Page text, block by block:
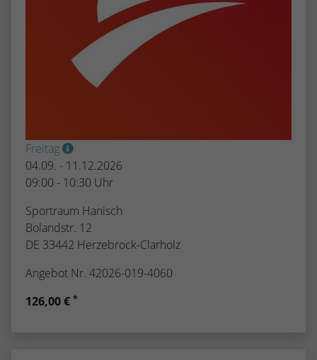
Freitag
04.09. - 11.12.2026
09:00 - 10:30 Uhr
Sportraum Hanisch
Bolandstr. 12
DE 33442 Herzebrock-Clarholz
Angebot Nr. 42026-019-4060
126,00 € *